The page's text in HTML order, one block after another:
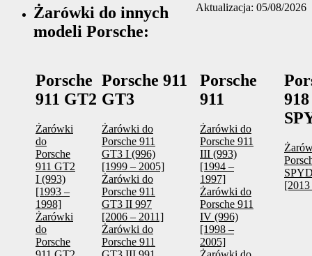
Aktualizacja: 05/08/2026
Żarówki do innych
modeli Porsche:
Porsche
911 GT2
Żarówki
do
Porsche
911 GT2
I (993)
[1993 –
1998]
Żarówki
do
Porsche
Porsche 911
GT3
Żarówki do
Porsche 911
GT3 I (996)
[1999 – 2005]
Żarówki do
Porsche 911
GT3 II 997
[2006 – 2011]
Żarówki do
Porsche 911
Porsche
911
Żarówki do
Porsche 911
III (993)
[1994 –
1997]
Żarówki do
Porsche 911
IV (996)
[1998 –
2005]
918